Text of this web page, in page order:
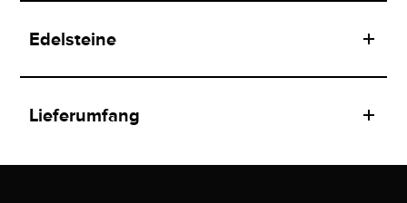
Edelsteine
Lieferumfang